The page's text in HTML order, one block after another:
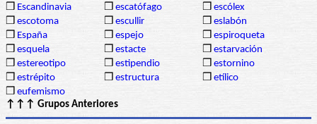
❒ Escandinavia ❒ escatófago ❒ escólex
❒ escotoma ❒ escullir ❒ eslabón
❒ España ❒ espejo ❒ espiroqueta
❒ esquela ❒ estacte ❒ estarvación
❒ estereotipo ❒ estipendio ❒ estornino
❒ estrépito ❒ estructura ❒ etílico
❒ eufemismo
↑↑↑ Grupos Anteriores